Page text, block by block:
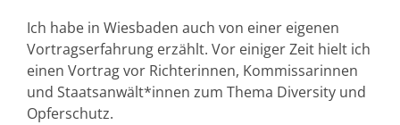
Ich habe in Wiesbaden auch von einer eigenen
Vortragserfahrung erzählt. Vor einiger Zeit hielt ich
einen Vortrag vor Richterinnen, Kommissarinnen
und Staatsanwält*innen zum Thema Diversity und
Opferschutz.